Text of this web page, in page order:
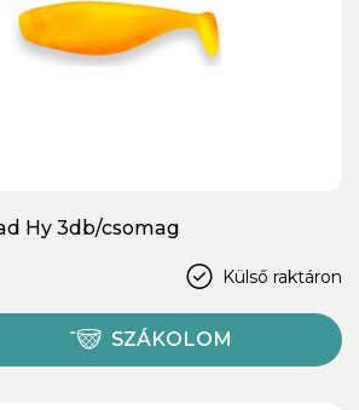
Hy 3db/csomag
Külső raktáron
SZÁKOLOM